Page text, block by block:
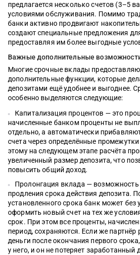
предлагается несколько счетов (3–5
условиями обслуживания. Помимо
банки активно продвигают
создают специальные предложения
предоставляя им более выгодные
Важные дополнительные
Многие срочные вклады
дополнительные функции, которые
депозитами ещё удобнее и выгоднее.
особенно выделяются следующие:
Капитализация процентов — это
начисленные банком проценты не
отдельно, а автоматически
счета через определённые
этому на следующем этапе расчёта
увеличенный размер депозита, что
повысить общий доход.
Пролонгация вклада — возможность
продления срока действия депозита.
установленного срока банк может без
оформить новый счет на тех же
срок. При этом все проценты,
период, сохраняются. Если же партнёр
деньги после окончания первого
у него, и он не потеряет заработанный